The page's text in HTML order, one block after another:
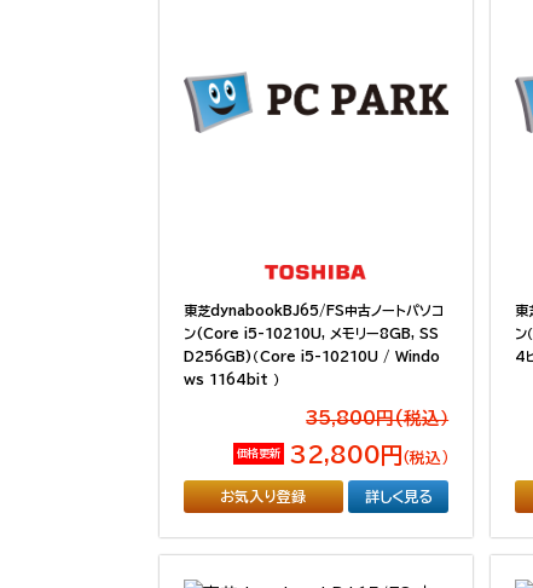
東芝dynabookBJ65/FS中古ノートパソコ
ン(Core i5-10210U, メモリー8GB, SS
D256GB)（Core i5-10210U / Windo
ws 1164bit ）
35,800円(税込）
価格更新 32,800円 （税込）
お気入り登録 詳しく見る
東
4